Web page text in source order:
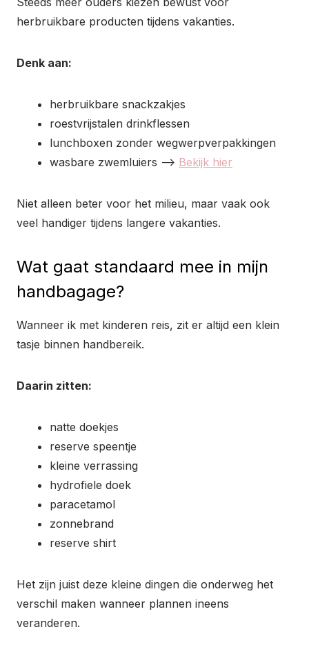
herbruikbare producten tijdens vakanties.
Denk aan:
herbruikbare snackzakjes
roestvrijstalen drinkflessen
lunchboxen zonder wegwerpverpakkingen
wasbare zwemluiers –> Bekijk hier
Niet alleen beter voor het milieu, maar vaak ook
veel handiger tijdens langere vakanties.
Wat gaat standaard mee in mijn
handbagage?
Wanneer ik met kinderen reis, zit er altijd een klein
tasje binnen handbereik.
Daarin zitten:
natte doekjes
reserve speentje
kleine verrassing
hydrofiele doek
paracetamol
zonnebrand
reserve shirt
Het zijn juist deze kleine dingen die onderweg het
verschil maken wanneer plannen ineens
veranderen.